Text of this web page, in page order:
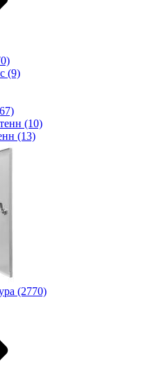
(9)
(10)
(13)
(2770)